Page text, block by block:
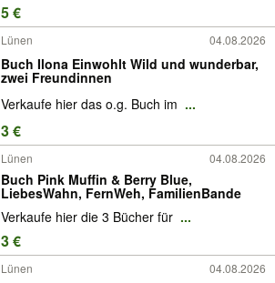
5 €
Lünen 04.08.2026
Buch Ilona Einwohlt Wild und wunderbar,
zwei Freundinnen
Verkaufe hier das o.g. Buch im ...
3 €
Lünen 04.08.2026
Buch Pink Muffin & Berry Blue,
LiebesWahn, FernWeh, FamilienBande
Verkaufe hier die 3 Bücher für ...
3 €
Lünen 04.08.2026